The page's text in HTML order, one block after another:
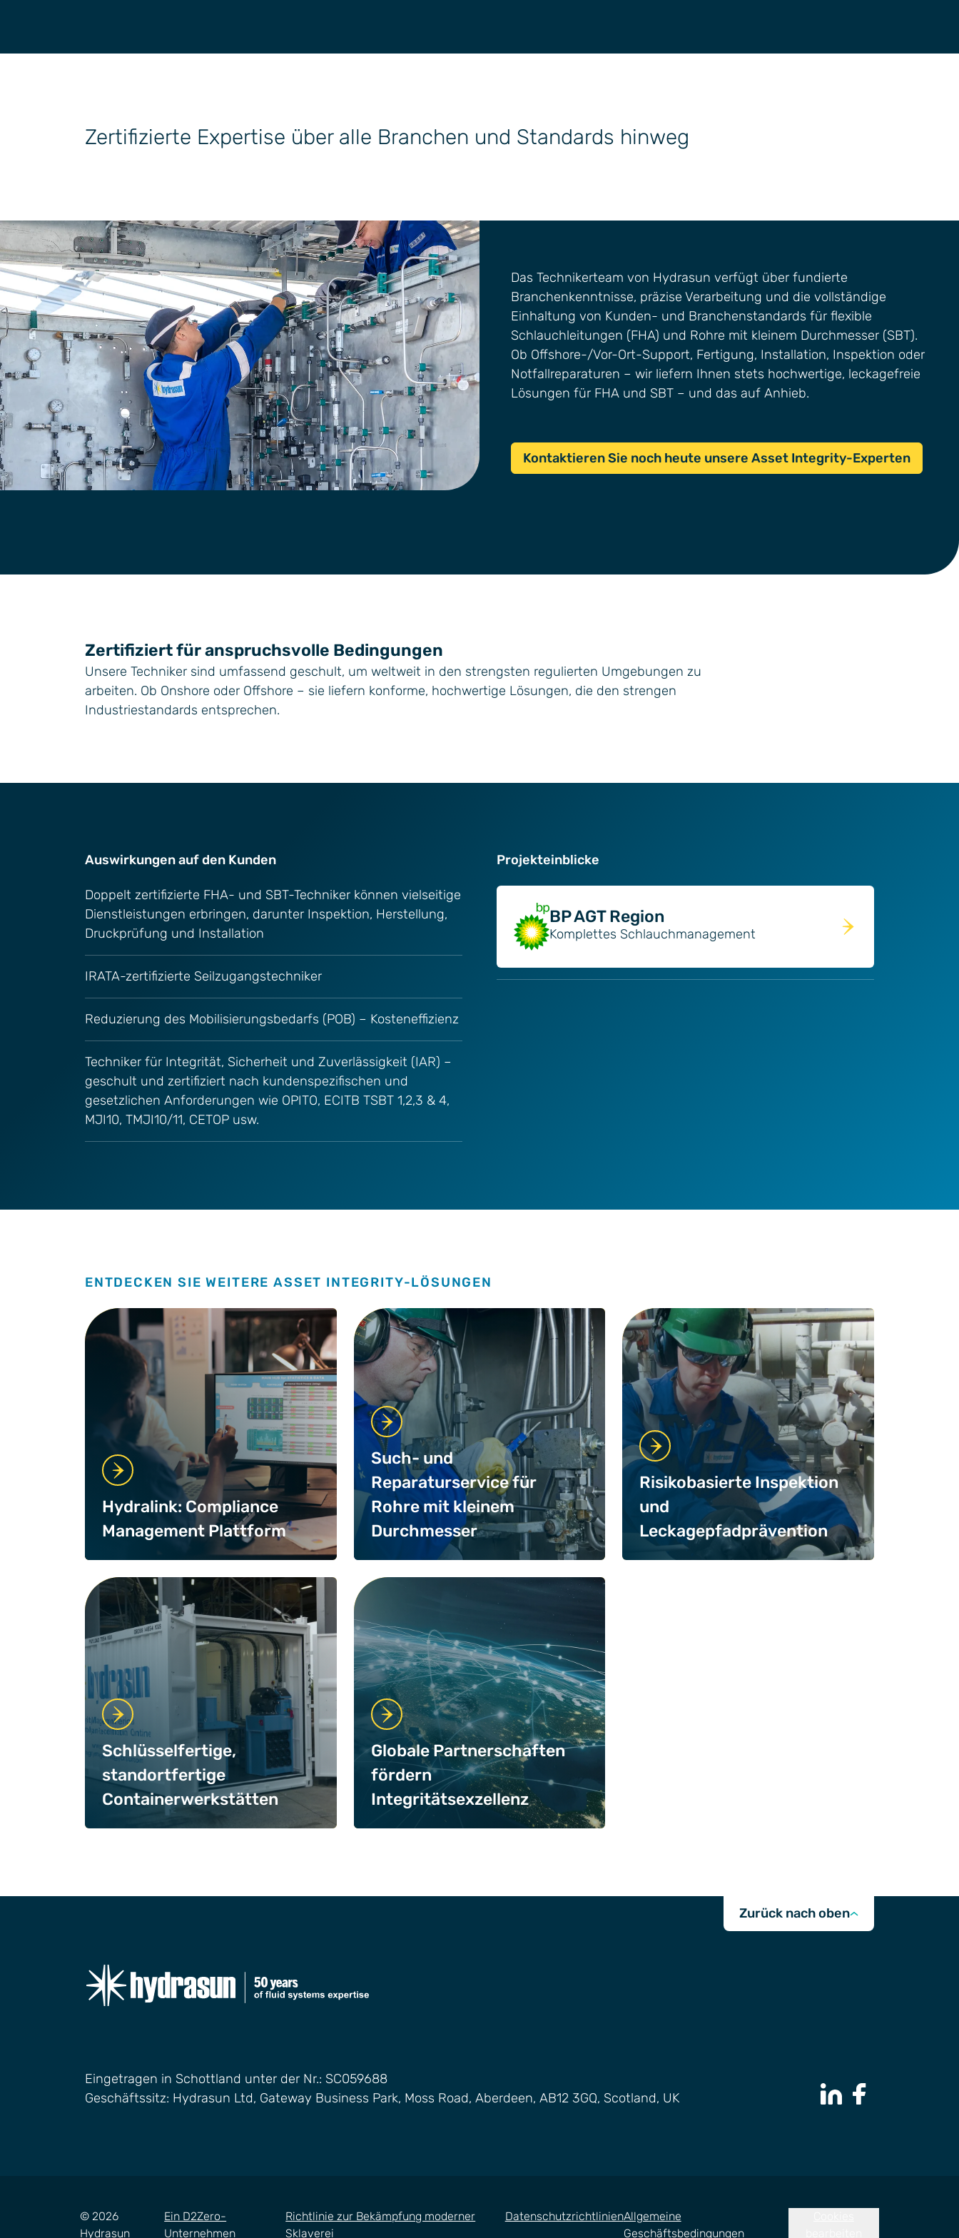
Zertifizierte Expertise über alle Branchen und Standards hinweg
Das Technikerteam von Hydrasun verfügt über fundierte
Branchenkenntnisse, präzise Verarbeitung und die vollständige
Einhaltung von Kunden- und Branchenstandards für flexible
Schlauchleitungen (FHA) und Rohre mit kleinem Durchmesser (SBT).
Ob Offshore-/Vor-Ort-Support, Fertigung, Installation, Inspektion oder
Notfallreparaturen – wir liefern Ihnen stets hochwertige, leckagefreie
Lösungen für FHA und SBT – und das auf Anhieb.
Kontaktieren Sie noch heute unsere Asset Integrity-Experten
Zertifiziert für anspruchsvolle Bedingungen
Unsere Techniker sind umfassend geschult, um weltweit in den strengsten regulierten Umgebungen zu
arbeiten. Ob Onshore oder Offshore – sie liefern konforme, hochwertige Lösungen, die den strengen
Industriestandards entsprechen.
Auswirkungen auf den Kunden
Doppelt zertifizierte FHA- und SBT-Techniker können vielseitige
Dienstleistungen erbringen, darunter Inspektion, Herstellung,
Druckprüfung und Installation
IRATA-zertifizierte Seilzugangstechniker
Reduzierung des Mobilisierungsbedarfs (POB) – Kosteneffizienz
Techniker für Integrität, Sicherheit und Zuverlässigkeit (IAR) –
geschult und zertifiziert nach kundenspezifischen und
gesetzlichen Anforderungen wie OPITO, ECITB TSBT 1,2,3 & 4,
MJI10, TMJI10/11, CETOP usw.
Projekteinblicke
BP AGT Region
Komplettes Schlauchmanagement
ENTDECKEN SIE WEITERE ASSET INTEGRITY-LÖSUNGEN
Hydralink: Compliance
Management Plattform
Such- und
Reparaturservice für
Rohre mit kleinem
Durchmesser
Risikobasierte Inspektion
und
Leckagepfadprävention
Schlüsselfertige,
standortfertige
Containerwerkstätten
Globale Partnerschaften
fördern
Integritätsexzellenz
Zurück nach oben
Eingetragen in Schottland unter der Nr.: SC059688
Geschäftssitz: Hydrasun Ltd, Gateway Business Park, Moss Road, Aberdeen, AB12 3GQ, Scotland, UK
© 2026
Hydrasun
Ein D2Zero-
Unternehmen
Richtlinie zur Bekämpfung moderner
Sklaverei
DatenschutzrichtlinienAllgemeine
Geschäftsbedingungen